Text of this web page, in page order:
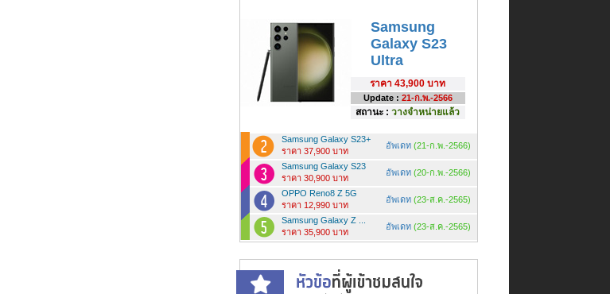
Samsung
Galaxy S23
Ultra
ราคา 43,900 บาท
Update : 21-ก.พ.-2566
สถานะ : วางจำหน่ายแล้ว
Samsung Galaxy S23+
ราคา 37,900 บาท
อัพเดท (21-ก.พ.-2566)
Samsung Galaxy S23
ราคา 30,900 บาท
อัพเดท (20-ก.พ.-2566)
OPPO Reno8 Z 5G
ราคา 12,990 บาท
อัพเดท (23-ส.ค.-2565)
Samsung Galaxy Z ...
ราคา 35,900 บาท
อัพเดท (23-ส.ค.-2565)